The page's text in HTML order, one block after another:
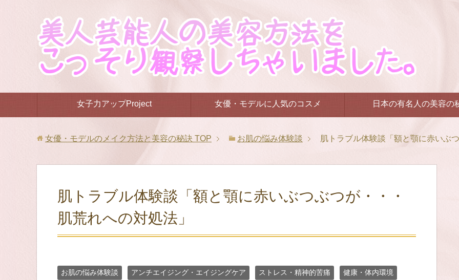
女子力アップProject 女優・モデルに人気のコスメ 日本の有名人の美容の
女優・モデルのメイク方法と美容の秘訣 TOP お肌の悩み体験談 肌トラブル体験談「額と顎に赤いぶ
肌トラブル体験談「額と顎に赤いぶつぶつが・・・
肌荒れへの対処法」
お肌の悩み体験談 アンチエイジング・エイジングケア ストレス・精神的苦痛 健康・体内環境